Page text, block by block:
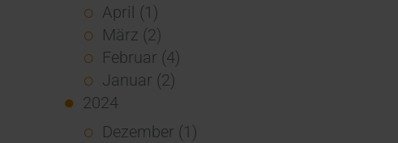
April (1)
März (2)
Februar (4)
Januar (2)
2024
Dezember (1)